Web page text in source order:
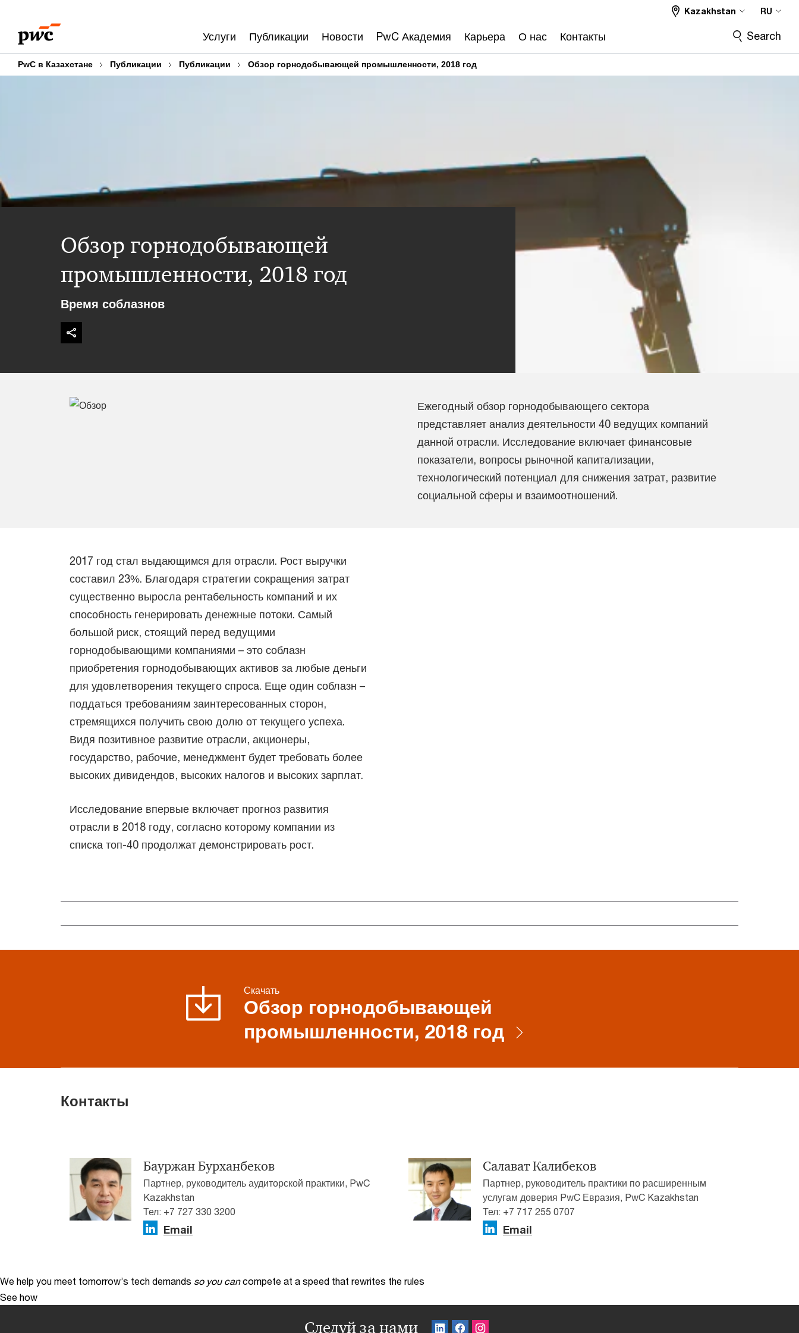
content
footer
Услуги Публикации Новости PwC Академия Карьера О нас Контакты
Kazakhstan RU
Search
PwC в Казахстане Публикации Публикации Обзор горнодобывающей промышленности, 2018 год
Обзор горнодобывающей
промышленности, 2018 год
Время соблазнов
Ежегодный обзор горнодобывающего сектора
представляет анализ деятельности 40 ведущих компаний
данной отрасли. Исследование включает финансовые
показатели, вопросы рыночной капитализации,
технологический потенциал для снижения затрат, развитие
социальной сферы и взаимоотношений.
2017 год стал выдающимся для отрасли. Рост выручки
составил 23%. Благодаря стратегии сокращения затрат
существенно выросла рентабельность компаний и их
способность генерировать денежные потоки. Самый
большой риск, стоящий перед ведущими
горнодобывающими компаниями – это соблазн
приобретения горнодобывающих активов за любые деньги
для удовлетворения текущего спроса. Еще один соблазн –
поддаться требованиям заинтересованных сторон,
стремящихся получить свою долю от текущего успеха.
Видя позитивное развитие отрасли, акционеры,
государство, рабочие, менеджмент будет требовать более
высоких дивидендов, высоких налогов и высоких зарплат.
Исследование впервые включает прогноз развития
отрасли в 2018 году, согласно которому компании из
списка топ-40 продолжат демонстрировать рост.
Скачать
Обзор горнодобывающей
промышленности, 2018 год
Контакты
Бауржан Бурханбеков
Партнер, руководитель аудиторской практики, PwC
Kazakhstan
Тел: +7 727 330 3200
Email
Салават Калибеков
Партнер, руководитель практики по расширенным
услугам доверия PwC Евразия, PwC Kazakhstan
Тел: +7 717 255 0707
Email
We help you meet tomorrow’s tech demands so you can compete at a speed that rewrites the rules
See how
Следуй за нами